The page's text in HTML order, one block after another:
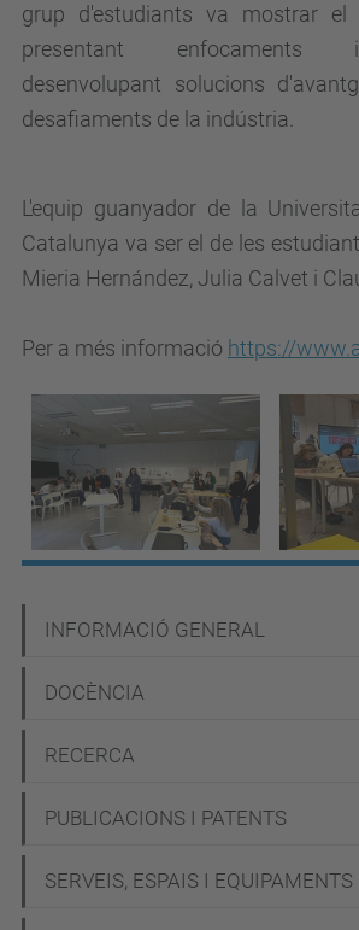
grup d'estudiants va mostrar el
presentant enfocaments
desenvolupant solucions
desafiaments de la indústria.
L'equip guanyador de la
Catalunya va ser el de les
Mieria Hernández, Julia Calvet i
Per a més informació https://
a
v
g
a
i
INFORMACIÓ GENERAL
DOCÈNCIA
RECERCA
PUBLICACIONS I PATENTS
SERVEIS, ESPAIS I EQUIPAMENTS